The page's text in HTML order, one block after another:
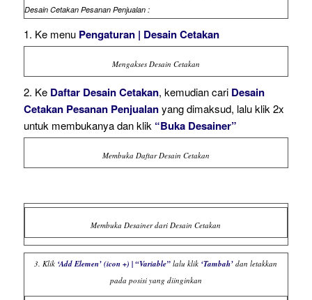
Desain Cetakan Pesanan Penjualan :
1. Ke menu Pengaturan | Desain Cetakan
Mengakses Desain Cetakan
2. Ke Daftar Desain Cetakan, kemudian cari Desain
Cetakan Pesanan Penjualanyang dimaksud, lalu klik 2x
untuk membukanya dan klik “Buka Desainer”
Membuka Daftar Desain Cetakan
Membuka Desainer dari Desain Cetakan
3. Klik ‘Add Elemen’ (icon +) | “Variable” lalu klik ‘Tambah’ dan letakkan
pada posisi yang diinginkan